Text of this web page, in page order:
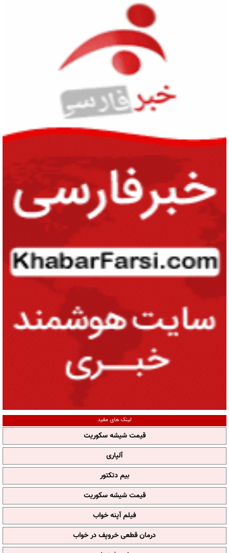
لینک های مفید
قیمت شیشه سکوریت
آلپاری
بیم دتکتور
قیمت شیشه سکوریت
فیلم آپنه خواب
درمان قطعی خروپف در خواب